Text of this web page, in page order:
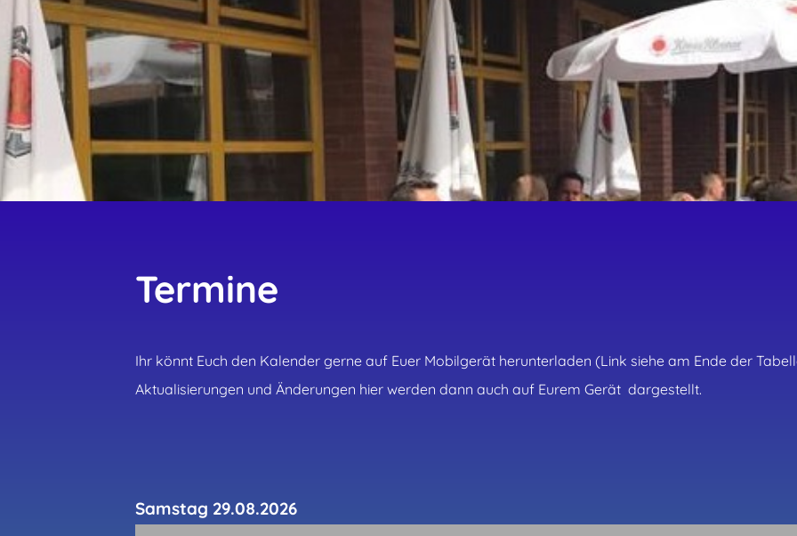
Termine
Ihr könnt Euch den Kalender gerne auf Euer Mobilgerät herunterladen (Link siehe am Ende der
Aktualisierungen und Änderungen hier werden dann auch auf Eurem Gerät dargestellt.
Samstag 29.08.2026